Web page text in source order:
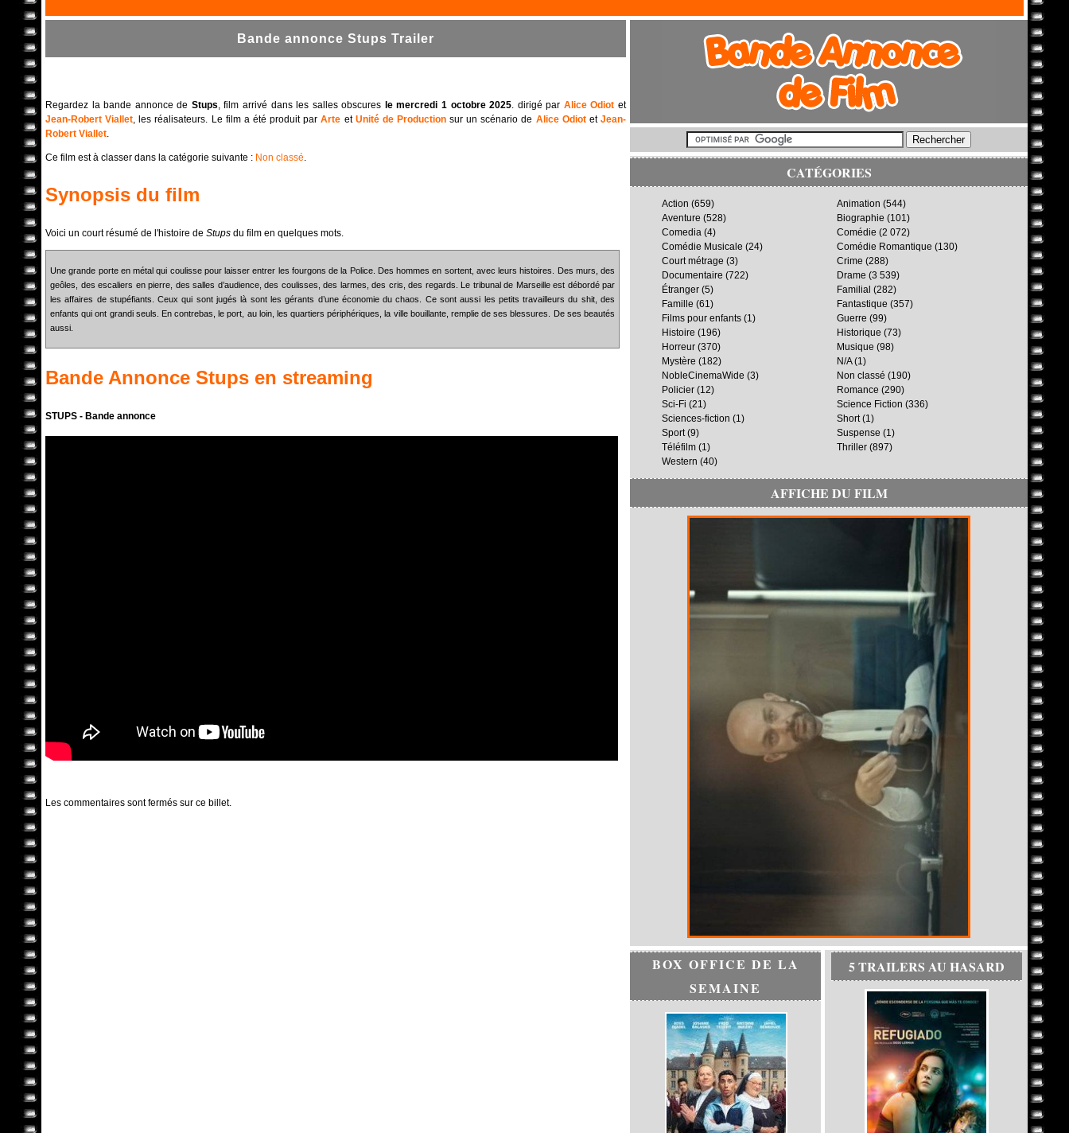
Bande annonce Stups Trailer
Regardez la bande annonce de Stups, film arrivé dans les salles obscures le mercredi 1 octobre 2025. dirigé par Alice Odiot et
Jean-Robert Viallet, les réalisateurs. Le film a été produit parArte et Unité de Productionsur un scénario de Alice OdiotetJean-
Robert Viallet.
Ce film est à classer dans la catégorie suivante : Non classé.
Synopsis du film
Voici un court résumé de l'histoire de Stups du film en quelques mots.
Une grande porte en métal qui coulisse pour laisser entrer les fourgons de la Police. Des hommes en sortent, avec leurs histoires. Des murs, des
geôles, des escaliers en pierre, des salles d’audience, des coulisses, des larmes, des cris, des regards. Le tribunal de Marseille est débordé par
les affaires de stupéfiants. Ceux qui sont jugés là sont les gérants d’une économie du chaos. Ce sont aussi les petits travailleurs du shit, des
enfants qui ont grandi seuls. En contrebas, le port, au loin, les quartiers périphériques, la ville bouillante, remplie de ses blessures. De ses beautés
aussi.
Bande Annonce Stups en streaming
STUPS - Bande annonce
Les commentaires sont fermés sur ce billet.
CATÉGORIES
Action (659) Animation (544)
Aventure (528) Biographie (101)
Comedia (4) Comédie (2 072)
Comédie Musicale (24) Comédie Romantique (130)
Court métrage (3) Crime (288)
Documentaire (722) Drame (3 539)
Étranger (5) Familial (282)
Famille (61) Fantastique (357)
Films pour enfants (1) Guerre (99)
Histoire (196) Historique (73)
Horreur (370) Musique (98)
Mystère (182) N/A(1)
NobleCinemaWide (3) Non classé (190)
Policier (12) Romance (290)
Sci-Fi (21) Science Fiction (336)
Sciences-fiction (1) Short(1)
Sport(9) Suspense (1)
Téléfilm (1) Thriller (897)
Western (40)
AFFICHE DU FILM
BOX OFFICE DE LA
SEMAINE
5 TRAILERS AU HASARD